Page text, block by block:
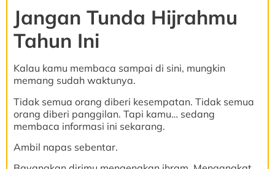
Jangan Tunda Hijrahmu
Tahun Ini
Kalau kamu membaca sampai di sini, mungkin
memang sudah waktunya.
Tidak semua orang diberi kesempatan. Tidak semua
orang diberi panggilan. Tapi kamu… sedang
membaca informasi ini sekarang.
Ambil napas sebentar.